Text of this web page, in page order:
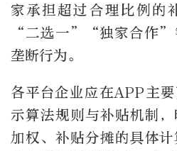
家承担超过合理比例的
“二选一”“独家合作”
垄断行为。
各平台企业应在APP主
示算法规则与补贴机制
加权、补贴分摊的具体